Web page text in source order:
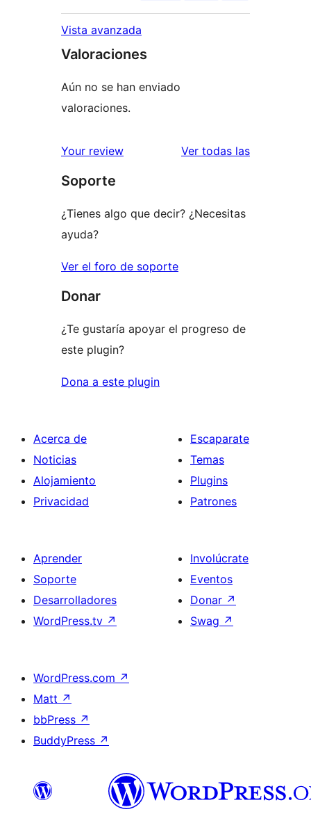
Vista avanzada
Valoraciones
Aún no se han enviado
valoraciones.
Your review Ver todas las
Soporte
¿Tienes algo que decir? ¿Necesitas
ayuda?
Ver el foro de soporte
Donar
¿Te gustaría apoyar el progreso de
este plugin?
Dona a este plugin
Acerca de
Noticias
Alojamiento
Privacidad
Escaparate
Temas
Plugins
Patrones
Aprender
Soporte
Desarrolladores
WordPress.tv ↗
Involúcrate
Eventos
Donar ↗
Swag ↗
WordPress.com ↗
Matt ↗
bbPress ↗
BuddyPress ↗